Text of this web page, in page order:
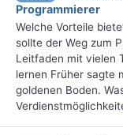
Programmierer
Welche Vorteile
sollte der Weg zum
Leitfaden mit vielen
lernen Früher sagte
goldenen Boden.